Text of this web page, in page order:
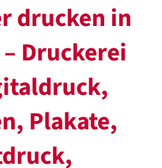
drucken in
Druckerei
Plakate,